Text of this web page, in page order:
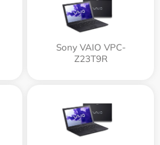
Sony VAIO VPC-
Z23T9R